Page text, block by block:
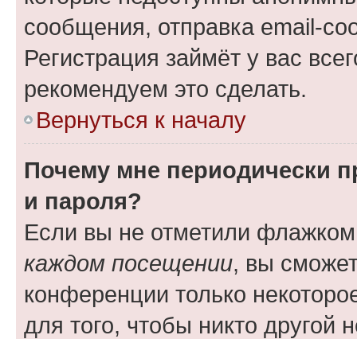
сообщения, отправка email-
Регистрация займёт у вас
рекомендуем это сделать.
Вернуться к началу
Почему мне периодически
и пароля?
Если вы не отметили
каждом посещении, вы
конференции только
для того, чтобы никто другой